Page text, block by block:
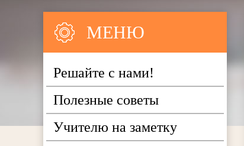
МЕНЮ
Решайте с нами!
Полезные советы
Учителю на заметку